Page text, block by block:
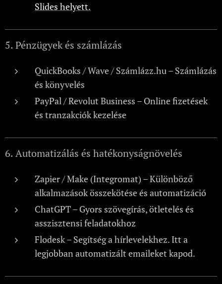
Slides helyett.
5. Pénzügyek és számlázás
QuickBooks / Wave / Számlázz.hu – Számlázás
és könyvelés
PayPal / Revolut Business – Online fizetések
és tranzakciók kezelése
6. Automatizálás és hatékonyságnövelés
Zapier / Make (Integromat) – Különböző
alkalmazások összekötése és automatizáció
ChatGPT – Gyors szövegírás, ötletelés és
asszisztensi feladatokhoz
Flodesk – Segítség a hírlevelekhez. Itt a
legjobban automatizált emaileket kapod.